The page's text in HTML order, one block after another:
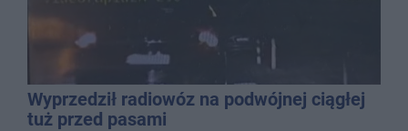
Wyprzedził radiowóz na podwójnej ciągłej
tuż przed pasami